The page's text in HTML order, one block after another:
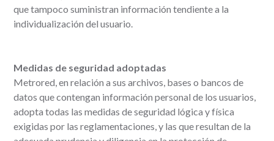
que tampoco suministran información tendiente a la
individualización del usuario.
Medidas de seguridad adoptadas
Metrored, en relación a sus archivos, bases o bancos de
datos que contengan información personal de los usuarios,
adopta todas las medidas de seguridad lógica y física
exigidas por las reglamentaciones, y las que resultan de la